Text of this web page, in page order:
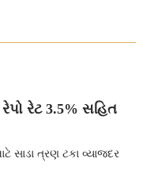
રેટ 3.5% સહિત
સાડા ત્રણ ટકા વ્યાજદર